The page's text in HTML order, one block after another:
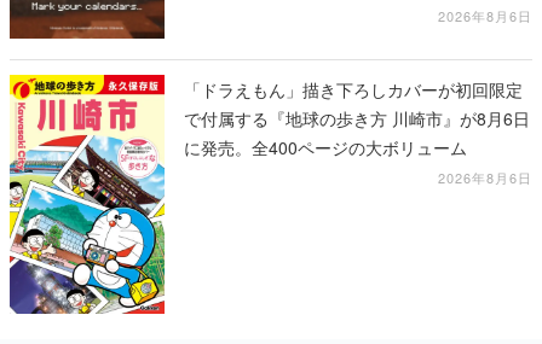
2026年8月6日
「ドラえもん」描き下ろしカバーが初回限定
で付属する『地球の歩き方 川崎市』が8月6日
に発売。全400ページの大ボリューム
2026年8月6日